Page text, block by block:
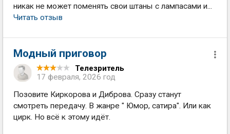
никак не может поменять свои штаны с лампасами и...
Читать отзыв
Модный приговор
Телезритель
17 февраля, 2026 год
Позовите Киркорова и Диброва. Сразу станут
смотреть передачу. В жанре " Юмор, сатира". Или как
цирк. Но всё к этому идёт.